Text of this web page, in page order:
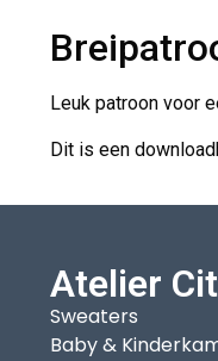
Leuk patroon voor
Dit is een
Atelier
Sweaters
Baby &